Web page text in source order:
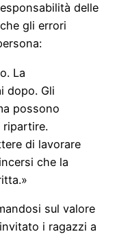
delle
gli errori
La
dopo. Gli
possono
di lavorare
che la
sul valore
i ragazzi a